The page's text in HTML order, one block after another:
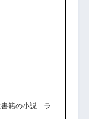
書籍の小説…ラ